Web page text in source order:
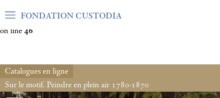
Warning: Undefined array key "var_mode" in
on line 46
FONDATION CUSTODIA
Catalogues en ligne
Sur le motif. Peindre en plein air 1780-1870